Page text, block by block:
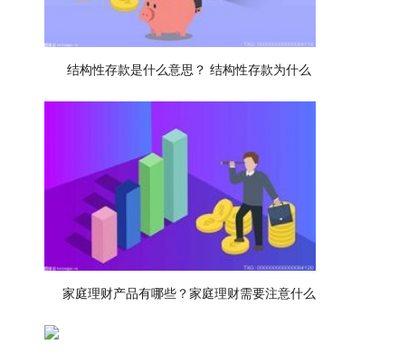
结构性存款是什么意思？ 结构性存款为什么
家庭理财产品有哪些？家庭理财需要注意什么